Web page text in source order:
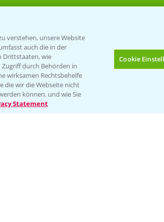
4 Produkte vergleichen:
Folgen Sie uns
verstehen, unsere Website
auch die in der
Drittstaaten, wie
durch Behörden in
wirksamen Rechtsbehelfe
die wir die Webseite nicht
können, und wie Sie
Statement
Cookie